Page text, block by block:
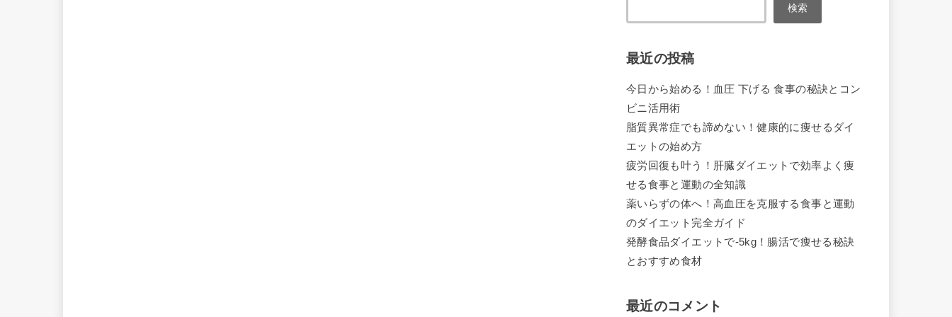
検索
最近の投稿
今日から始める！血圧 下げる 食事の秘訣とコン
ビニ活用術
脂質異常症でも諦めない！健康的に痩せるダイ
エットの始め方
疲労回復も叶う！肝臓ダイエットで効率よく痩
せる食事と運動の全知識
薬いらずの体へ！高血圧を克服する食事と運動
のダイエット完全ガイド
発酵食品ダイエットで-5kg！腸活で痩せる秘訣
とおすすめ食材
最近のコメント